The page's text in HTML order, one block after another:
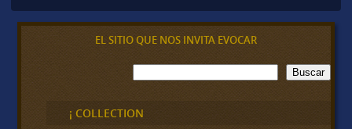
EL SITIO QUE NOS INVITA EVOCAR
B
u
c
a
Buscar
¡ COLLECTION